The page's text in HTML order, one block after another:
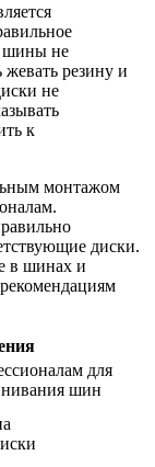
шины не
резину и
не
к
монтажом
диски.
в шинах и
для
шин